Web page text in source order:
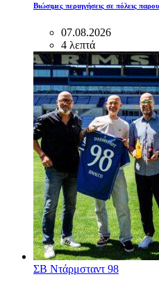
Βιώσιμες περιηγήσεις σε πόλεις
07.08.2026
4 λεπτά
ΣΒ Ντάρμσταντ 98